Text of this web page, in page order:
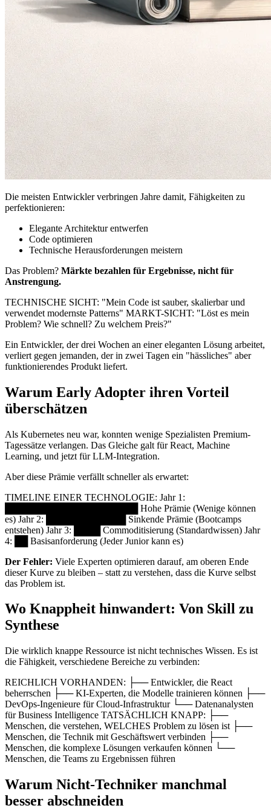
Die meisten Entwickler verbringen Jahre damit, Fähigkeiten zu
perfektionieren:
Elegante Architektur entwerfen
Code optimieren
Technische Herausforderungen meistern
Das Problem? Märkte bezahlen für Ergebnisse, nicht für
Anstrengung.
TECHNISCHE SICHT: "Mein Code ist sauber, skalierbar und
verwendet modernste Patterns" MARKT-SICHT: "Löst es mein
Problem? Wie schnell? Zu welchem Preis?"
Ein Entwickler, der drei Wochen an einer eleganten Lösung arbeitet,
verliert gegen jemanden, der in zwei Tagen ein "hässliches" aber
funktionierendes Produkt liefert.
Warum Early Adopter ihren Vorteil
überschätzen
Als Kubernetes neu war, konnten wenige Spezialisten Premium-
Tagessätze verlangen. Das Gleiche galt für React, Machine
Learning, und jetzt für LLM-Integration.
Aber diese Prämie verfällt schneller als erwartet:
TIMELINE EINER TECHNOLOGIE: Jahr 1:
████████████████████ Hohe Prämie (Wenige können
es) Jahr 2: ████████████ Sinkende Prämie (Bootcamps
entstehen) Jahr 3: ████ Commoditisierung (Standardwissen) Jahr
4: ██ Basisanforderung (Jeder Junior kann es)
Der Fehler: Viele Experten optimieren darauf, am oberen Ende
dieser Kurve zu bleiben – statt zu verstehen, dass die Kurve selbst
das Problem ist.
Wo Knappheit hinwandert: Von Skill zu
Synthese
Die wirklich knappe Ressource ist nicht technisches Wissen. Es ist
die Fähigkeit, verschiedene Bereiche zu verbinden:
REICHLICH VORHANDEN: ├── Entwickler, die React
beherrschen ├── KI-Experten, die Modelle trainieren können ├──
DevOps-Ingenieure für Cloud-Infrastruktur └── Datenanalysten
für Business Intelligence TATSÄCHLICH KNAPP: ├──
Menschen, die verstehen, WELCHES Problem zu lösen ist ├──
Menschen, die Technik mit Geschäftswert verbinden ├──
Menschen, die komplexe Lösungen verkaufen können └──
Menschen, die Teams zu Ergebnissen führen
Warum Nicht-Techniker manchmal
besser abschneiden